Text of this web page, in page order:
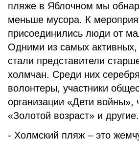
пляже в Яблочном мы
меньше мусора. К
присоединились люди от
Одними из самых активных,
стали представители
холмчан. Среди них
волонтеры, участники
организации «Дети войны»,
«Золотой возраст» и другие.
- Холмский пляж – это